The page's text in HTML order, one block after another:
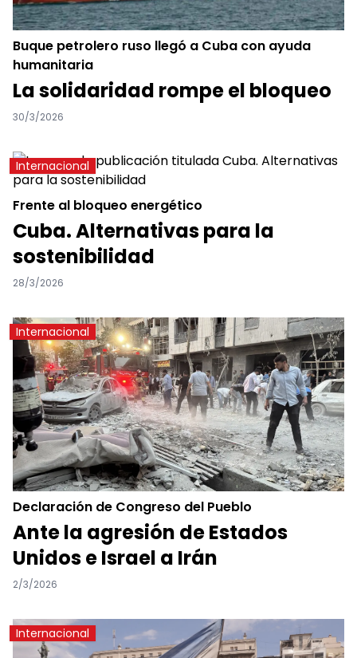
Buque petrolero ruso llegó a Cuba con ayuda
humanitaria
La solidaridad rompe el bloqueo
30/3/2026
Internacional
Frente al bloqueo energético
Cuba. Alternativas para la
sostenibilidad
28/3/2026
Internacional
Declaración de Congreso del Pueblo
Ante la agresión de Estados
Unidos e Israel a Irán
2/3/2026
Internacional